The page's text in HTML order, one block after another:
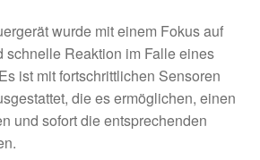
wurde mit einem Fokus auf
schnelle Reaktion im Falle eines
ist mit fortschrittlichen Sensoren
die es ermöglichen, einen
und sofort die entsprechenden